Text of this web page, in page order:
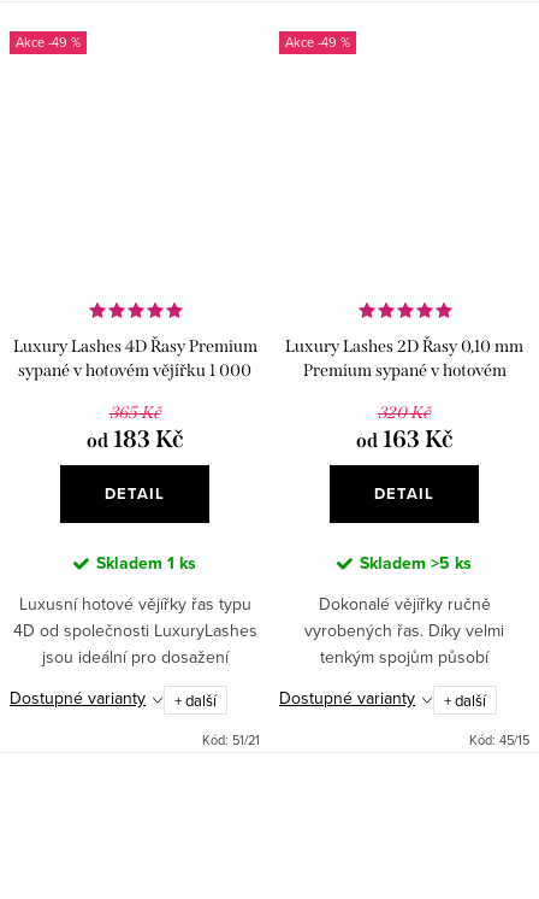
-49 %
Luxury Lashes 4D Řasy Premium
sypané v hotovém vějířku 1 000
365 Kč
od 183 Kč
DETAIL
Skladem 1 ks
Luxusní hotové vějířky řas typu
4D od společnosti LuxuryLashes
jsou ideální pro dosažení
maximálního objemu. Díky
vějířkům je aplikace rychlejší a
vypadá přirozeněji. Na výběr...
Dostupné varianty + další
Kód: 51/21
-49 %
Luxury Lashes 2D Řasy 0,10 mm
Premium sypané v hotovém
320 Kč
od 163 Kč
DETAIL
Skladem >5 ks
Dokonalé vějířky ručně
vyrobených řas. Díky velmi
tenkým spojům působí
přirozeně. Ideální pro rychlé a
precizní nasazení a jsou vhodné
pro všechny lash artistiky. Na
Dostupné varianty + další
Kód: 45/15